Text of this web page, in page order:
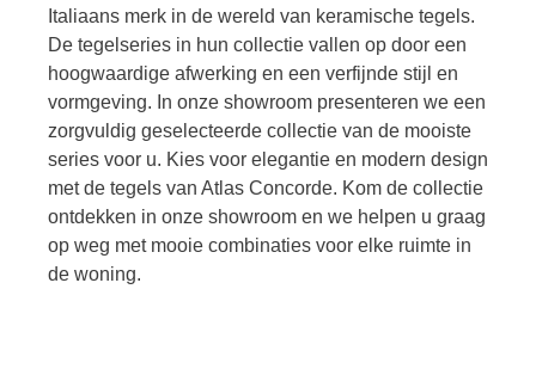
Italiaans merk in de wereld van keramische tegels.
De tegelseries in hun collectie vallen op door een
hoogwaardige afwerking en een verfijnde stijl en
vormgeving. In onze showroom presenteren we een
zorgvuldig geselecteerde collectie van de mooiste
series voor u. Kies voor elegantie en modern design
met de tegels van Atlas Concorde. Kom de collectie
ontdekken in onze showroom en we helpen u graag
op weg met mooie combinaties voor elke ruimte in
de woning.